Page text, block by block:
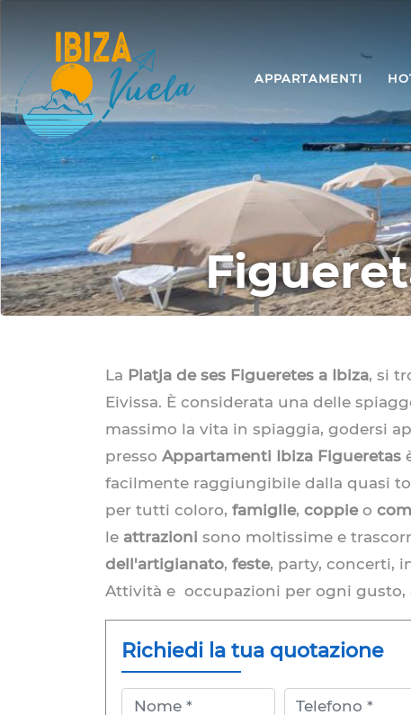
APPARTAMENTI
La Platja de ses Figueretes a Ibiza, si
Eivissa. È considerata una delle
massimo la vita in spiaggia, godersi
presso Appartamenti Ibiza Figueretas
facilmente raggiungibile dalla quasi
per tutti coloro, famiglie, coppieo
le attrazioni sono moltissime e
dell'artigianato, feste, party, concerti,
Attività e occupazioni per ogni gusto,
Richiedi la tua quotazione
Nome Telefono